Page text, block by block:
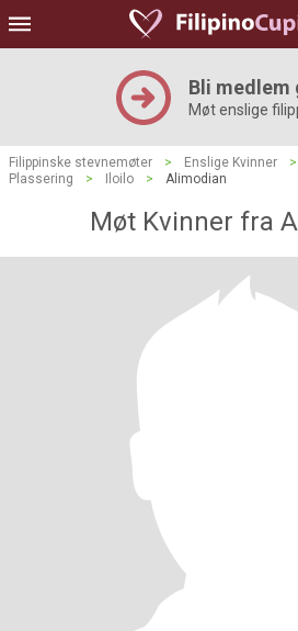
Bli medlem
Møt enslige
Filippinske stevnemøter > Enslige Kvinner >
Plassering
> Iloilo > Alimodian
Møt Kvinner fra